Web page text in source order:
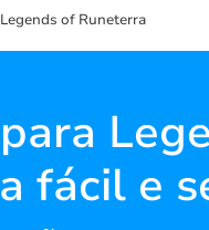
Legends of Runeterra
fácil e